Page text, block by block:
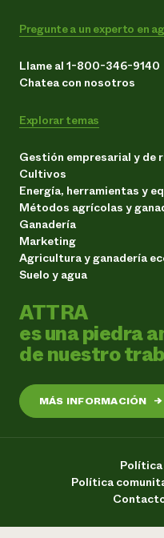
Pregunte a un experto en
Llame al 1-800-346-9140
Chatea con nosotros
Explorar temas
Gestión empresarial y de
Cultivos
Energía, herramientas y
Métodos agrícolas y
Ganadería
Marketing
Agricultura y ganadería
Suelo y agua
ATTRA
es una piedra
de nuestro
MÁS INFORMACIÓN →
Política